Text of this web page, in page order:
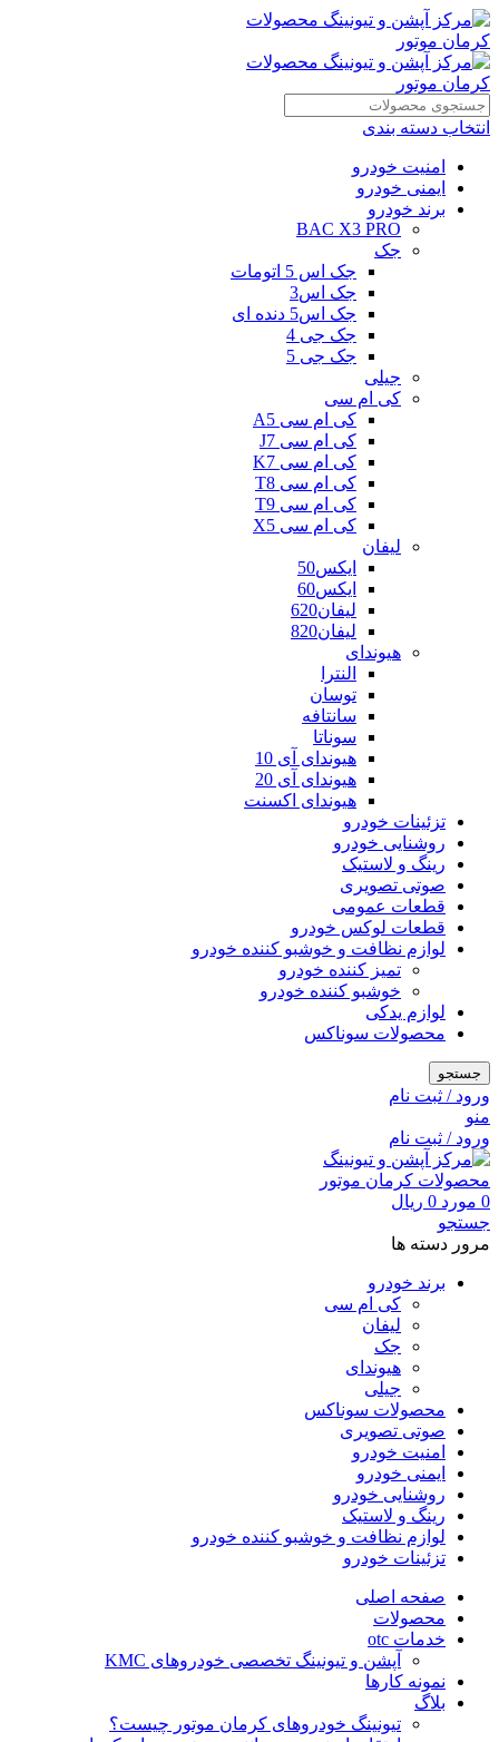
انتخاب دسته بندی
امنیت خودرو
ایمنی خودرو
برند خودرو
BAC X3 PRO
جک
جک اس 5 اتومات
جک اس3
جک اس5 دنده ای
جک جی 4
جک جی 5
جیلی
کی ام سی
کی ام سی A5
کی ام سی J7
کی ام سی K7
کی ام سی T8
کی ام سی T9
کی ام سی X5
لیفان
ایکس50
ایکس60
لیفان620
لیفان820
هیوندای
النترا
توسان
سانتافه
سوناتا
هیوندای آی 10
هیوندای آی 20
هیوندای اکسنت
تزئینات خودرو
روشنایی خودرو
رینگ و لاستیک
صوتی تصویری
قطعات عمومی
قطعات لوکس خودرو
لوازم نظافت و خوشبو کننده خودرو
تمیز کننده خودرو
خوشبو کننده خودرو
لوازم یدکی
محصولات سوناکس
جستجو
ورود / ثبت نام
منو
ورود / ثبت نام
0 مورد 0 ریال
جستجو
مرور دسته ها
برند خودرو
کی ام سی
لیفان
جک
هیوندای
جیلی
محصولات سوناکس
صوتی تصویری
امنیت خودرو
ایمنی خودرو
روشنایی خودرو
رینگ و لاستیک
لوازم نظافت و خوشبو کننده خودرو
تزئینات خودرو
صفحه اصلی
محصولات
خدمات otc
آپشن و تیونینگ تخصصی خودروهای KMC
نمونه کارها
بلاگ
تیونینگ خودروهای کرمان موتور چیست؟